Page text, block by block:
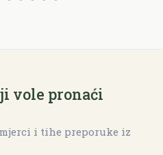
vole pronaći
i tihe preporuke iz